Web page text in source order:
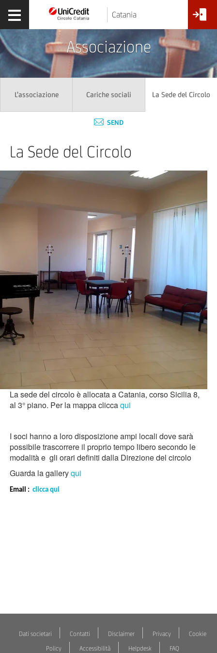
Catania
Associazione
L'associazione Cariche sociali La Sede del Circolo
SEND
La Sede del Circolo
La sede del circolo è allocata a Catania, corso Sicilia 8,
al 3° piano. Per la mappa cliccaqui
I soci hanno a loro disposizione ampi locali dove sarà
possibile trascorrere il proprio tempo libero secondo le
modalità e gli orari definiti dalla Direzione del circolo
Guarda la galleryqui
Email : clicca qui
Dati societari Contatti Disclaimer Privacy
Cookie
Policy
Accessibilità Helpdesk FAQ